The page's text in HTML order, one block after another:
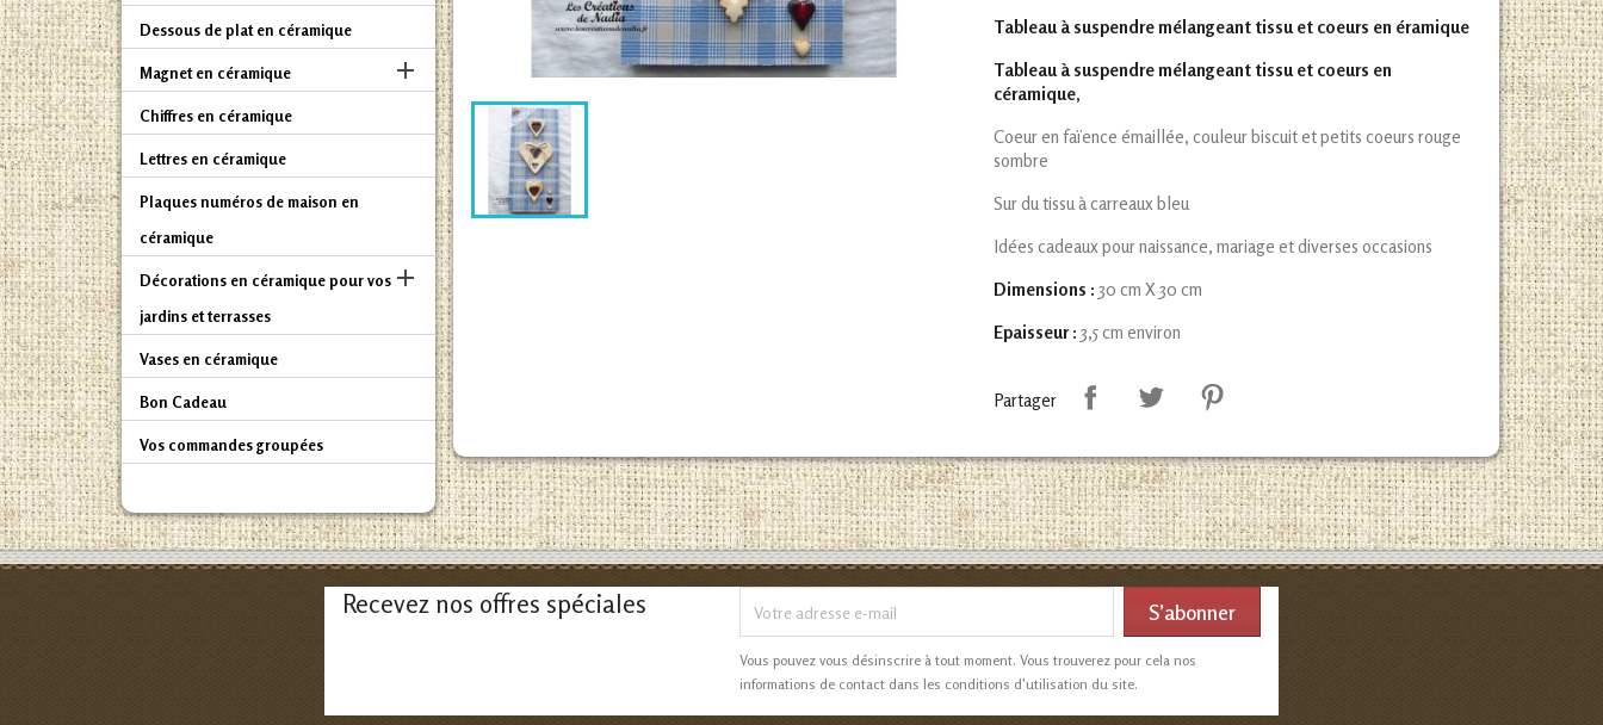
Dessous de plat en céramique
Magnet en céramique 
Chiffres en céramique
Lettres en céramique
Plaques numéros de maison en
céramique
Décorations en céramique pour vos
jardins et terrasses

Vases en céramique
Bon Cadeau
Vos commandes groupées
Tableau à suspendre mélangeant tissu et coeurs en éramique
Tableau à suspendre mélangeant tissu et coeurs en
céramique,
Coeur en faïence émaillée, couleur biscuit et petits coeurs rouge
sombre
Sur du tissu à carreaux bleu
Idées cadeaux pour naissance, mariage et diverses occasions
Dimensions : 30 cm X 30 cm
Epaisseur : 3,5 cm environ
Partager
Recevez nos offres spéciales
Vous pouvez vous désinscrire à tout moment. Vous trouverez pour cela nos
informations de contact dans les conditions d'utilisation du site.